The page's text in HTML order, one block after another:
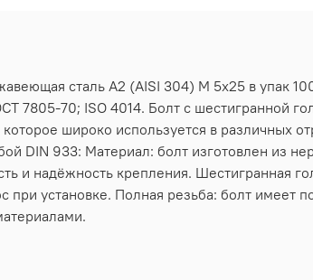
сталь А2 (AISI 304) M 5х25 в упак
7805-70; ISO 4014. Болт с шестигранной
широко используется в различных
DIN 933: Материал: болт изготовлен из
и надёжность крепления. Шестигранная
при установке. Полная резьба: болт имеет